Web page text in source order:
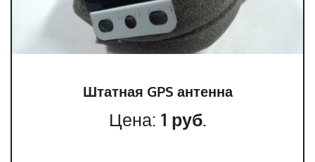
Штатная GPS антенна
Цена: 1 руб.